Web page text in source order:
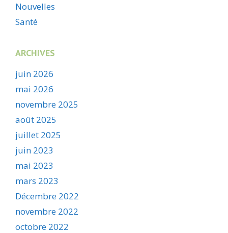
Nouvelles
Santé
ARCHIVES
juin 2026
mai 2026
novembre 2025
août 2025
juillet 2025
juin 2023
mai 2023
mars 2023
Décembre 2022
novembre 2022
octobre 2022